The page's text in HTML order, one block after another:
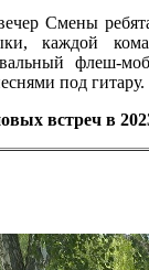
Смены
каждой
флеш-
под гитару.
встреч в